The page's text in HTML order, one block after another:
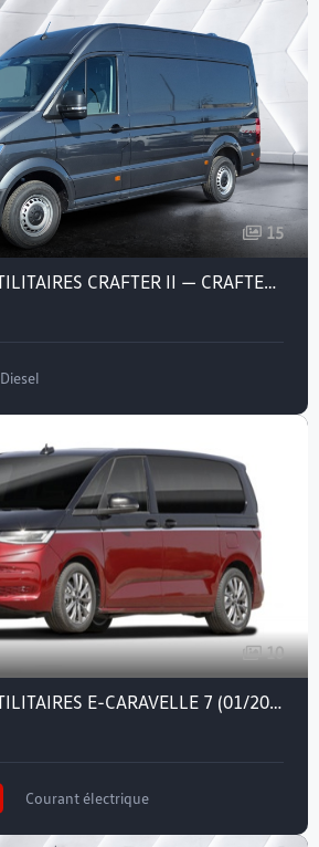
15
VOLKSWAGEN UTILITAIRES CRAFTER II — CRAFTER VAN 35 L3H3 2.0 TDI 140 CH BVA8
Diesel
10
VOLKSWAGEN UTILITAIRES E-CARAVELLE 7 (01/2025) — E-Caravelle 7 L2 286 ch
Courant électrique